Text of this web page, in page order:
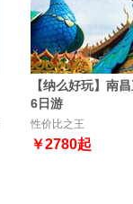
【纳么好玩】南
6日游
性价比之王
￥2780起